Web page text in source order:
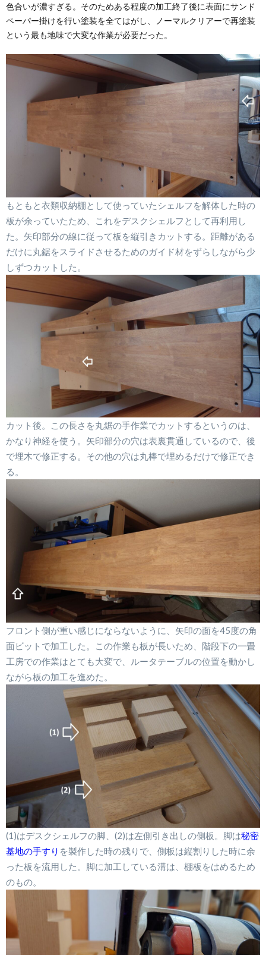
色合いが濃すぎる。そのためある程度の加工終了後に表面にサンド
ペーパー掛けを行い塗装を全てはがし、ノーマルクリアーで再塗装
という最も地味で大変な作業が必要だった。
もともと衣類収納棚として使っていたシェルフを解体した時の
板が余っていたため、これをデスクシェルフとして再利用し
た。矢印部分の線に従って板を縦引きカットする。距離がある
だけに丸鋸をスライドさせるためのガイド材をずらしながら少
しずつカットした。
カット後。この長さを丸鋸の手作業でカットするというのは、
かなり神経を使う。矢印部分の穴は表裏貫通しているので、後
で埋木で修正する。その他の穴は丸棒で埋めるだけで修正でき
る。
フロント側が重い感じにならないように、矢印の面を45度の角
面ビットで加工した。この作業も板が長いため、階段下の一畳
工房での作業はとても大変で、ルータテーブルの位置を動かし
ながら板の加工を進めた。
(1)はデスクシェルフの脚、(2)は左側引き出しの側板。脚は秘密
基地の手すり を製作した時の残りで、側板は縦割りした時に余
った板を流用した。脚に加工している溝は、棚板をはめるため
のもの。